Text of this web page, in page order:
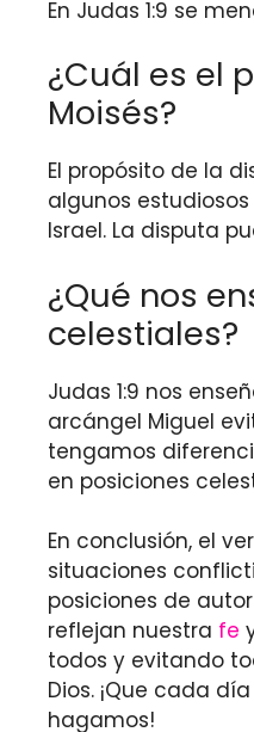
En Judas 1:9 se
¿Cuál es el
Moisés?
El propósito de la
algunos
Israel. La disputa
¿Qué nos
celestiales?
Judas 1:9 nos
arcángel Miguel
tengamos
en posiciones
En conclusión, el
situaciones
posiciones de
reflejan nuestra fe
todos y evitando
Dios. ¡Que cada
hagamos!